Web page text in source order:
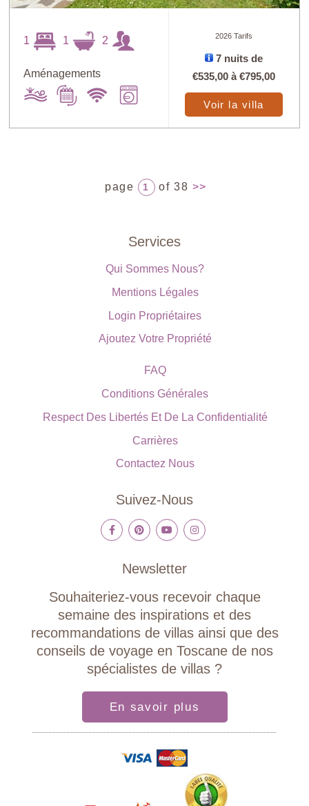
1 1 2
Aménagements
2026 Tarifs
7 nuits de
€535,00 à€795,00
Voir la villa
page 1 of 38 >>
Services
Qui Sommes Nous?
Mentions Légales
Login Propriétaires
Ajoutez Votre Propriété
FAQ
Conditions Générales
Respect Des Libertés Et De La Confidentialité
Carrières
Contactez Nous
Suivez-Nous
Newsletter
Souhaiteriez-vous recevoir chaque
semaine des inspirations et des
recommandations de villas ainsi que des
conseils de voyage en Toscane de nos
spécialistes de villas ?
En savoir plus